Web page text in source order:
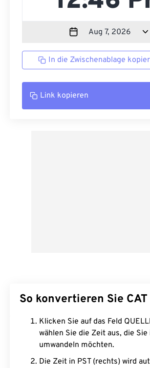
In die Zwischenablage
Link kopieren
So konvertieren Sie CAT
Klicken Sie auf das Feld
wählen Sie die Zeit aus, die Sie
umwandeln möchten.
Die Zeit in PST (rechts) wird